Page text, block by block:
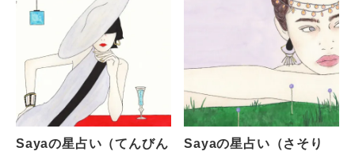
Sayaの星占い（てんびん
Sayaの星占い（さそり